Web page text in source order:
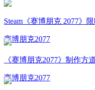
Steam《赛博朋克 2077》
赛博朋克2077
《赛博朋克2077》制作方
赛博朋克2077